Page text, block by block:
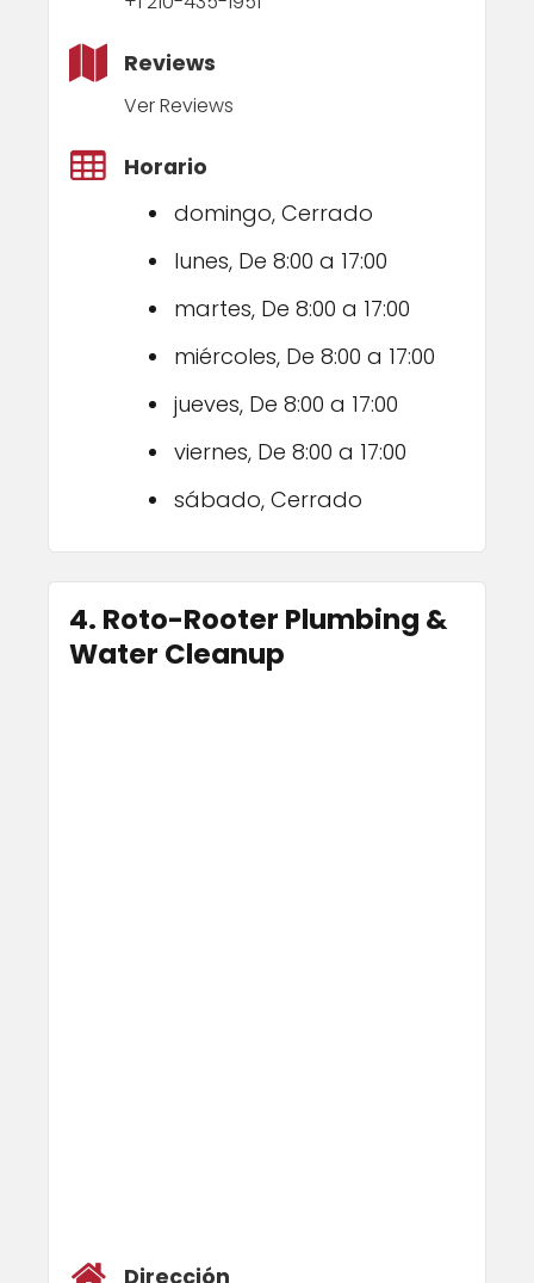
Reviews
Ver Reviews
Horario
domingo, Cerrado
lunes, De 8:00 a 17:00
martes, De 8:00 a 17:00
miércoles, De 8:00 a 17:00
jueves, De 8:00 a 17:00
viernes, De 8:00 a 17:00
sábado, Cerrado
4. Roto-Rooter Plumbing &
Water Cleanup
Dirección